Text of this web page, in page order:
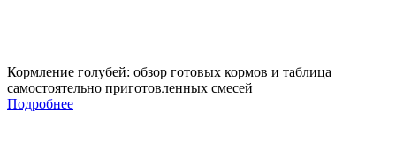
Кормление голубей: обзор готовых кормов и таблица
самостоятельно приготовленных смесей
Подробнее